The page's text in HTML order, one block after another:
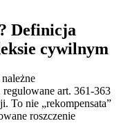
5 głównych
Stawki, przykłady,
— czego
krok po kroku z realną
Definicja
cywilnym
art. 361-363
To nie „rekompensata”
roszczenie